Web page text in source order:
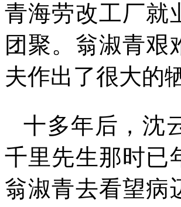
青海劳改工厂就
团聚。翁淑青艰
夫作出了很大的
十多年后，沈
千里先生那时已
翁淑青去看望病